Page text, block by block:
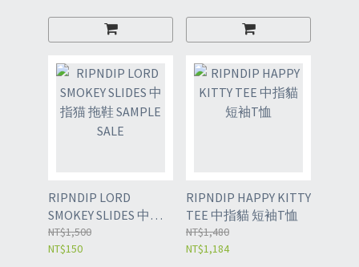
RIPNDIP LORD
SMOKEY SLIDES 中指
猫 拖鞋 SAMPLE SALE
NT$1,500
NT$150
RIPNDIP HAPPY KITTY
TEE 中指貓 短袖T恤
NT$1,480
NT$1,184